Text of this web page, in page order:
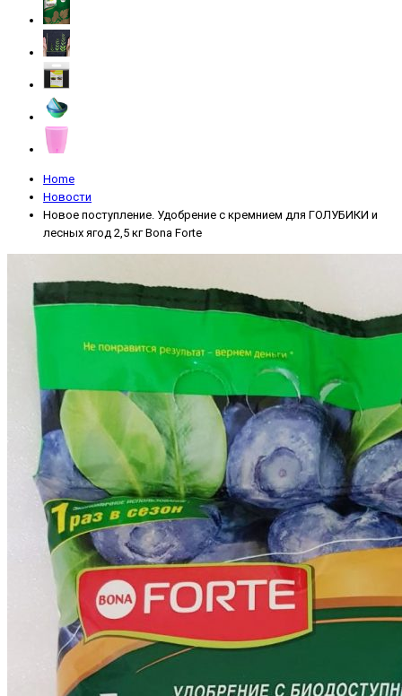
Home
Новости
Новое поступление. Удобрение с кремнием для ГОЛУБИКИ и
лесных ягод 2,5 кг Bona Forte